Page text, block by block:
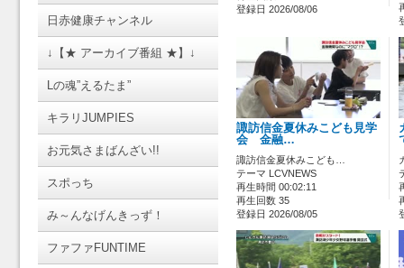
日赤健康チャンネル
↓【★ アーカイブ番組 ★】↓
Lの魂”えるたま”
キラリJUMPIES
お元気さまばんざい!!
スポっち
み～んなげんきっず！
ファファFUNTIME
登録日 2026/08/06
諏訪信金夏休みこども見学
会 金融…
諏訪信金夏休みこども…
テーマ LCVNEWS
再生時間 00:02:11
再生回数 35
登録日 2026/08/05